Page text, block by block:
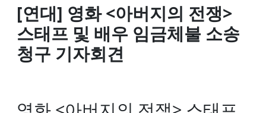
[연대] 영화 <아버지의 전쟁>
스태프 및 배우 임금체불 소송
청구 기자회견